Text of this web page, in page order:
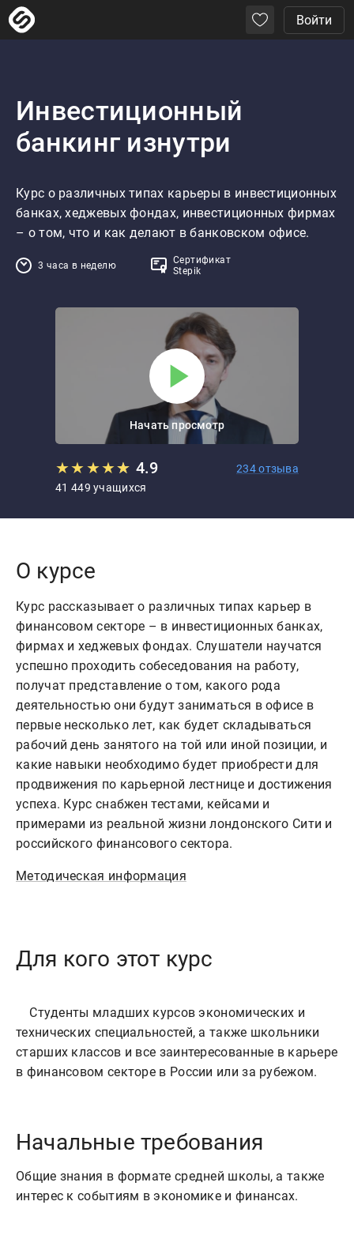
Войти
Инвестиционный
банкинг изнутри
Курс о различных типах карьеры в инвестиционных
банках, хеджевых фондах, инвестиционных фирмах
– о том, что и как делают в банковском офисе.
3 часа в неделю
Сертификат
Stepik
Начать просмотр
★★★★★
★ 4.9
234 отзыва
41 449 учащихся
О курсе
Курс рассказывает о различных типах карьер в
финансовом секторе – в инвестиционных банках,
фирмах и хеджевых фондах. Слушатели научатся
успешно проходить собеседования на работу,
получат представление о том, какого рода
деятельностью они будут заниматься в офисе в
первые несколько лет, как будет складываться
рабочий день занятого на той или иной позиции, и
какие навыки необходимо будет приобрести для
продвижения по карьерной лестнице и достижения
успеха. Курс снабжен тестами, кейсами и
примерами из реальной жизни лондонского Сити и
российского финансового сектора.
Методическая информация
Для кого этот курс
технических специальностей, а также школьники
старших классов и все заинтересованные в карьере
Начальные требования
Общие знания в формате средней школы, а также
интерес к событиям в экономике и финансах.